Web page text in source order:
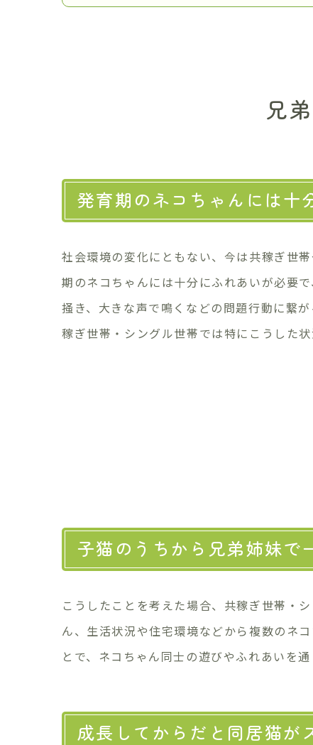
兄
発育期のネコちゃんには十
社会環境の変化にともない、今は共稼ぎ世
期のネコちゃんには十分にふれあいが必要
掻き、大きな声で鳴くなどの問題行動に繋
稼ぎ世帯・シングル世帯では特にこうした状
子猫のうちから兄弟姉妹で
こうしたことを考えた場合、共稼ぎ世帯・
ん、生活状況や住宅環境などから複数のネ
とで、ネコちゃん同士の遊びやふれあいを
成長してからだと同居猫が